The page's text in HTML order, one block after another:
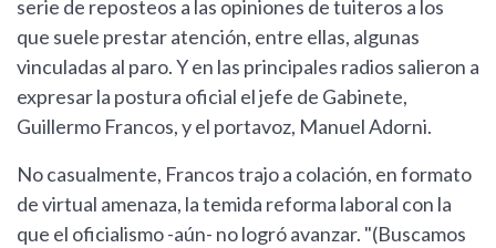
serie de reposteos a las opiniones de tuiteros a los
que suele prestar atención, entre ellas, algunas
vinculadas al paro. Y en las principales radios salieron a
expresar la postura oficial el jefe de Gabinete,
Guillermo Francos, y el portavoz, Manuel Adorni.
No casualmente, Francos trajo a colación, en formato
de virtual amenaza, la temida reforma laboral con la
que el oficialismo -aún- no logró avanzar. "(Buscamos